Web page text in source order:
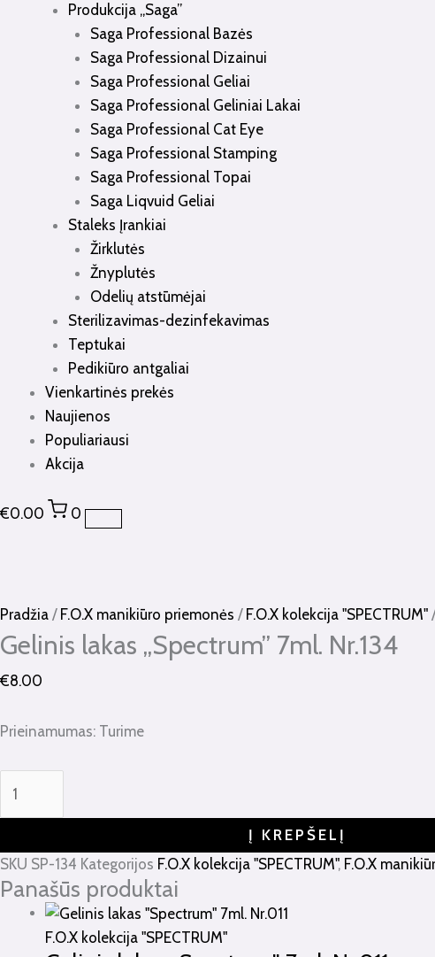
Produkcija „Saga”
Saga Professional Bazės
Saga Professional Dizainui
Saga Professional Geliai
Saga Professional Geliniai Lakai
Saga Professional Cat Eye
Saga Professional Stamping
Saga Professional Topai
Saga Liqvuid Geliai
Staleks Įrankiai
Žirklutės
Žnyplutės
Odelių atstūmėjai
Sterilizavimas-dezinfekavimas
Teptukai
Pedikiūro antgaliai
Vienkartinės prekės
Naujienos
Populiariausi
Akcija
€0.00 0
Pradžia / F.O.X manikiūro priemonės / F.O.X kolekcija "SPECTRUM"
Gelinis lakas „Spectrum” 7ml. Nr.134
€8.00
Prieinamumas: Turime
lakas
"Spectrum"
7ml.
Nr.134
Į KREPŠELĮ
SKU SP-134 Kategorijos F.O.X kolekcija "SPECTRUM", F.O.X
Panašūs produktai
F.O.X kolekcija "SPECTRUM"